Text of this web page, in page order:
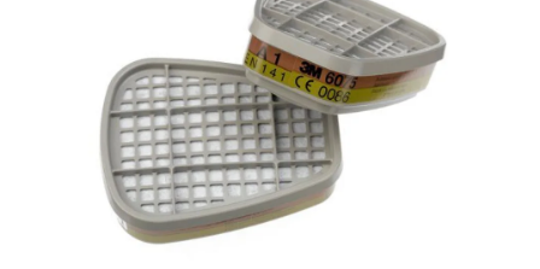
Kontakt Chránená dielňa
Doprava, platba a zľavy
Potlač lôg
Formulár na výmenu tovaru
Kto sme
Akcie v predajniach